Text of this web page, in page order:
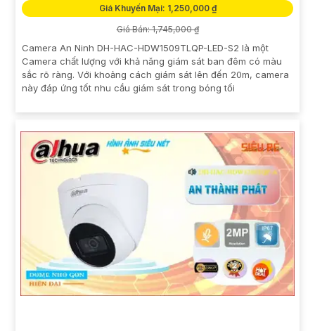
Giá Khuyến Mại: 1,250,000 ₫
Giá Bán: 1,745,000 ₫
Camera An Ninh DH-HAC-HDW1509TLQP-LED-S2 là một
Camera chất lượng với khả năng giám sát ban đêm có màu
sắc rõ ràng. Với khoảng cách giám sát lên đến 20m, camera
này đáp ứng tốt nhu cầu giám sát trong bóng tối